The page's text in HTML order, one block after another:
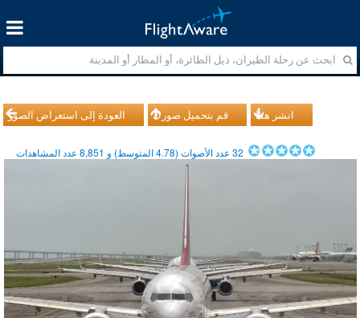
العودة إلى استعراض الصور قم بتحميل صورك انشر هذا
32عدد الأصوات (4.78المتوسط) و 8,851عدد المشاهدات